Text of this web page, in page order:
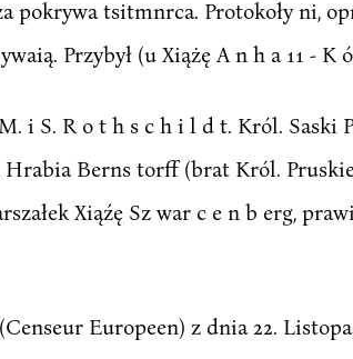
pokrywa tsitmnrca. Protokoły ni,
Przybył (u Xiążę A n h a 11 - K
i S. R o t h s c h i l d t. Król. Saski
Hrabia Berns torff (brat Król.
Xiąźę Sz war c e n b erg,
Europeen) z dnia 22.